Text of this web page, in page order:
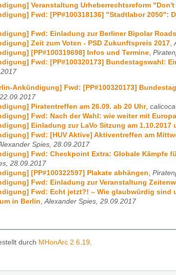
Veranstaltung Urheberrechtsreform
Fwd: [PP#100318136] "Stadtlabor 2050":
Fwd: Einladung zur Berliner Bipolar
Zeit zum Voten - PSD Zukunftspreis 2017
[PP#100319698] Infos und Termine
Fwd: [PP#100320173] Bundestagswahl:
Ankündigung] Fwd: [PP#100320173]
Piratentreffen am 26.09. ab 20 Uhr,
Fwd: Nach der Wahl: wie weiter mit
Einladung zur LaVo Sitzung am 1.10.2017
Fwd: [HUV Aktive] Aktiventreffen am
Spies, 28.09.2017
Fwd: Checkpoint Extra: Globale Kämpfe
28.09.2017
[PP#100322597] Plakate abhängen,
Fwd: Einladung zur Veranstaltung
Fwd: Echt jetzt?! – Wie glaubwürdig sind
in Berlin,Alexander Spies, 29.09.2017
durch MHonArc 2.6.19